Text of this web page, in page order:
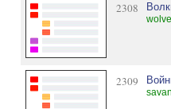
2308
2309